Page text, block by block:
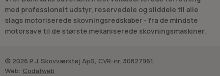
med professionelt udstyr, reservedele og sliddele til alle
slags motoriserede skovningsredskaber - fra de mindste
motorsave til de største mekaniserede skovningsmaskiner.
© 2026 P. J. Skovværktøj ApS, CVR-nr. 30827961.
Web: Codafweb